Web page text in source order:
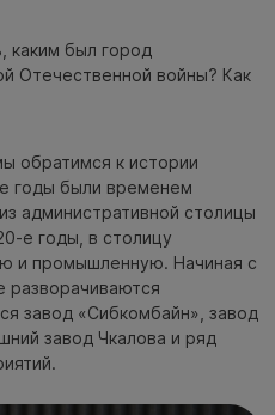
каким был город
Отечественной войны? Как
обратимся к истории
годы были временем
административной столицы
е годы, в столицу
и промышленную. Начиная с
разворачиваются
завод «Сибкомбайн», завод
завод Чкалова и ряд